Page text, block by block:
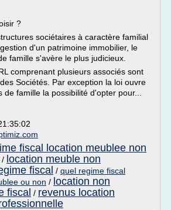
?
sociétaires à caractère familial
d'un patrimoine immobilier, le
famille s'avère le plus judicieux.
comprenant plusieurs associés sont
Sociétés. Par exception la loi ouvre
famille la possibilité d'opter pour...
fiscal location meublee non
/ location meuble non
fiscal / quel regime fiscal
ou non / location non
fiscal / revenus location